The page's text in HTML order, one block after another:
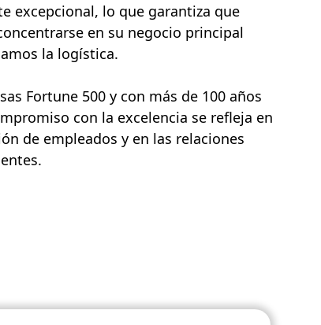
excepcional, lo que garantiza que
en su negocio principal
la logística.
Fortune 500 y con más de 100 años
con la excelencia se refleja en
de empleados y en las relaciones